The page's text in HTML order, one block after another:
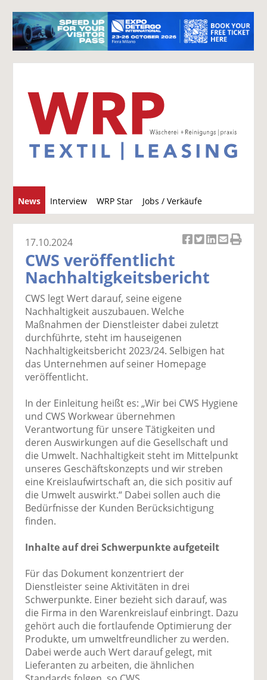
News Interview WRP Star Jobs / Verkäufe
u
c
k
uf
F
ac
e
b
o
k
il
e
n
k
wi
tt
n
k
uf
Li
n
k
n
te
e
n
E
m
ai
er
se
e
n
17.10.2024
CWS veröffentlicht
Nachhaltigkeitsbericht
CWS legt Wert darauf, seine eigene
Nachhaltigkeit auszubauen. Welche
Maßnahmen der Dienstleister dabei zuletzt
durchführte, steht im hauseigenen
Nachhaltigkeitsbericht 2023/24. Selbigen hat
das Unternehmen auf seiner Homepage
veröffentlicht.
In der Einleitung heißt es: „Wir bei CWS Hygiene
und CWS Workwear übernehmen
Verantwortung für unsere Tätigkeiten und
deren Auswirkungen auf die Gesellschaft und
die Umwelt. Nachhaltigkeit steht im Mittelpunkt
unseres Geschäftskonzepts und wir streben
eine Kreislaufwirtschaft an, die sich positiv auf
die Umwelt auswirkt.“ Dabei sollen auch die
Bedürfnisse der Kunden Berücksichtigung
finden.
Inhalte auf drei Schwerpunkte aufgeteilt
Für das Dokument konzentriert der
Dienstleister seine Aktivitäten in drei
Schwerpunkte. Einer bezieht sich darauf, was
die Firma in den Warenkreislauf einbringt. Dazu
gehört auch die fortlaufende Optimierung der
Produkte, um umweltfreundlicher zu werden.
Dabei werde auch Wert darauf gelegt, mit
Lieferanten zu arbeiten, die ähnlichen